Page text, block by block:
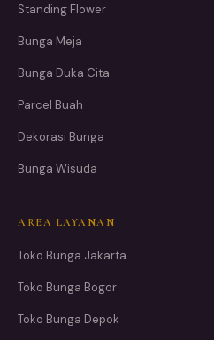
Standing Flower
Bunga Meja
Bunga Duka Cita
Parcel Buah
Dekorasi Bunga
Bunga Wisuda
AREA LAYANAN
Toko Bunga Jakarta
Toko Bunga Bogor
Toko Bunga Depok